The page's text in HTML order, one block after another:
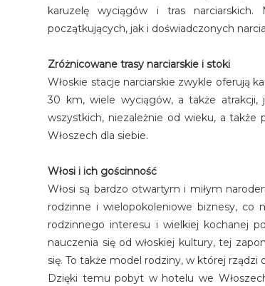
karuzelę wyciągów i tras narciarskich.
początkujących, jak i doświadczonych
Zróżnicowane trasy narciarskie i stoki
Włoskie stacje narciarskie zwykle oferują
30 km, wiele wyciągów, a także atrakcji,
wszystkich, niezależnie od wieku, a także
Włoszech dla siebie.
Włosi i ich gościnność
Włosi są bardzo otwartym i miłym
rodzinne i wielopokoleniowe biznesy, co
rodzinnego interesu i wielkiej kochanej
nauczenia się od włoskiej kultury, tej
się. To także model rodziny, w której rządzi
Dzięki temu pobyt w hotelu we